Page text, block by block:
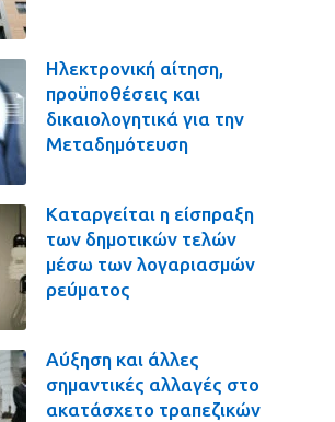
Ηλεκτρονική αίτηση,
προϋποθέσεις και
δικαιολογητικά για την
Μεταδημότευση
Καταργείται η είσπραξη
των δημοτικών τελών
μέσω των λογαριασμών
ρεύματος
Αύξηση και άλλες
σημαντικές αλλαγές στο
ακατάσχετο τραπεζικών